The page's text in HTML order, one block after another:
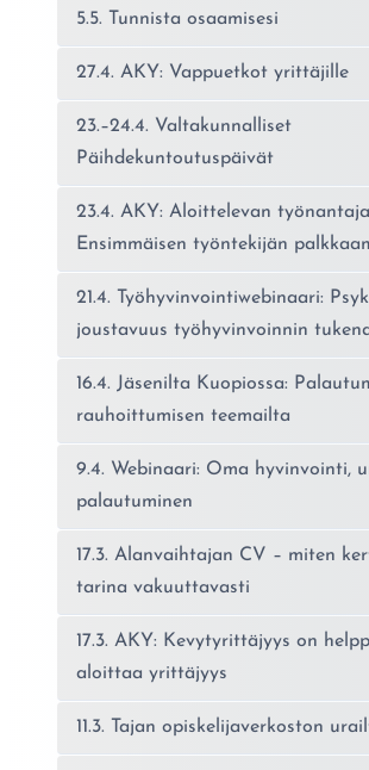
5.5. Tunnista osaamisesi
27.4. AKY: Vappuetkot yrittäjille
23.–24.4. Valtakunnalliset
Päihdekuntoutuspäivät
23.4. AKY: Aloittelevan
Ensimmäisen työntekijän
21.4. Työhyvinvointiwebinaari:
joustavuus työhyvinvoinnin
16.4. Jäsenilta Kuopiossa:
rauhoittumisen teemailta
9.4. Webinaari: Oma hyvinvointi,
palautuminen
17.3. Alanvaihtajan CV – miten
tarina vakuuttavasti
17.3. AKY: Kevytyrittäjyys on
aloittaa yrittäjyys
11.3. Tajan opiskelijaverkoston